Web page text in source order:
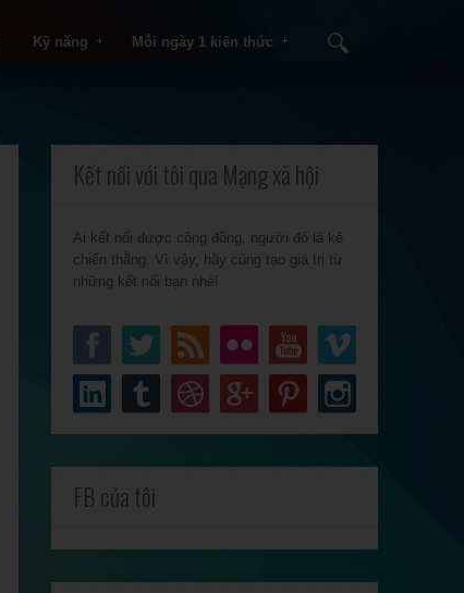
Kỹ năng Mỗi ngày 1 kiến thức
Kết nối với tôi qua Mạng xã hội
Ai kết nối được cộng đồng, người đó là kẻ
chiến thằng. Vì vậy, hãy cùng tạo giá trị từ
những kết nối bạn nhé!
FB của tôi